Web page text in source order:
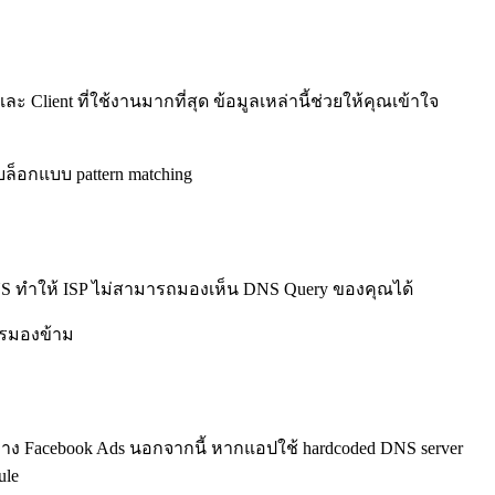
ละ Client ที่ใช้งานมากที่สุด ข้อมูลเหล่านี้ช่วยให้คุณเข้าใจ
กแบบ pattern matching
ทำให้ ISP ไม่สามารถมองเห็น DNS Query ของคุณได้
มองข้าม
Ads นอกจากนี้ หากแอปใช้ hardcoded DNS server